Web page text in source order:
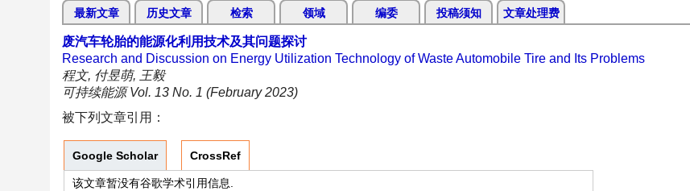
最新文章 历史文章 检索 领域 编委 投稿须知 文章处理费
废汽车轮胎的能源化利用技术及其问题探讨
Research and Discussion on Energy Utilization Technology of Waste Automobile Tire and Its Problems
程文, 付昱萌, 王毅
可持续能源 Vol. 13 No. 1 (February 2023)
被下列文章引用：
Google Scholar CrossRef
该文章暂没有谷歌学术引用信息.